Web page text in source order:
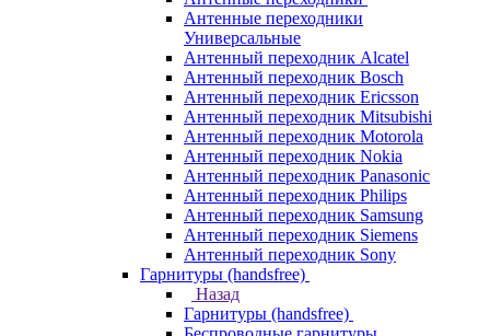
Антенные переходники
Универсальные
Антенный переходник Alcatel
Антенный переходник Bosch
Антенный переходник Ericsson
Антенный переходник Mitsubishi
Антенный переходник Motorola
Антенный переходник Nokia
Антенный переходник Panasonic
Антенный переходник Philips
Антенный переходник Samsung
Антенный переходник Siemens
Антенный переходник Sony
Гарнитуры (handsfree)
Назад
Гарнитуры (handsfree)